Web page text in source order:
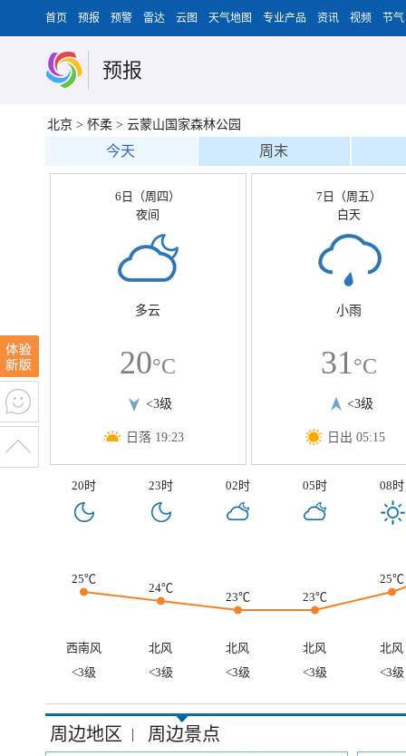
首页 预报 预警 雷达 云图 天气地图 专业产品 资讯 视频 节气
预报
北京 > 怀柔 > 云蒙山国家森林公园
今天 周末
6日（周四）
夜间
多云
20°C
<3级
日落 19:23
7日（周五）
白天
小雨
31°C
<3级
日出 05:15
20时 23时 02时 05时 08时
25℃
24℃
23℃ 23℃
25℃
西南风 北风 北风 北风
北风
<3级
<3级 <3级 <3级 <3级
周边地区 | 周边景点